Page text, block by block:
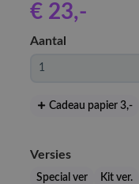
€ 23,-
Aantal
Cadeau papier 3,-
Versies
Special ver Kit ver.